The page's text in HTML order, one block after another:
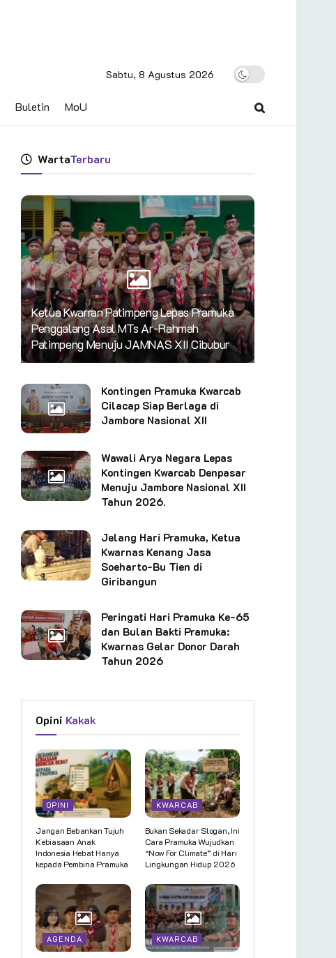
Sabtu, 8 Agustus 2026
Buletin MoU
WartaTerbaru
Ketua Kwarran Patimpeng Lepas Pramuka
Penggalang Asal MTs Ar-Rahmah
Patimpeng Menuju JAMNAS XII Cibubur
Kontingen Pramuka Kwarcab
Cilacap Siap Berlaga di
Jambore Nasional XII
Wawali Arya Negara Lepas
Kontingen Kwarcab Denpasar
Menuju Jambore Nasional XII
Tahun 2026.
Jelang Hari Pramuka, Ketua
Kwarnas Kenang Jasa
Soeharto-Bu Tien di
Giribangun
Peringati Hari Pramuka Ke-65
dan Bulan Bakti Pramuka:
Kwarnas Gelar Donor Darah
Tahun 2026
Opini Kakak
OPINI
Jangan Bebankan Tujuh
Kebiasaan Anak
Indonesia Hebat Hanya
kepada Pembina Pramuka
KWARCAB
Bukan Sekadar Slogan, Ini
Cara Pramuka Wujudkan
“Now For Climate” di Hari
Lingkungan Hidup 2026
AGENDA KWARCAB